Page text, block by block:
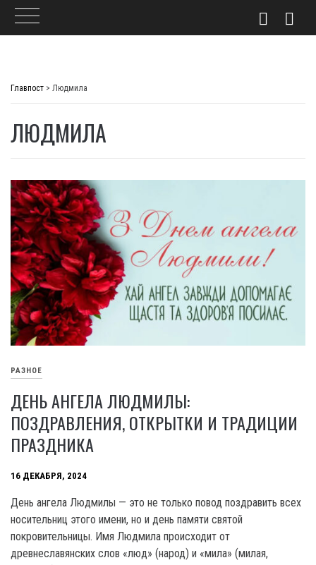
Главпост > Людмила
ЛЮДМИЛА
РАЗНОЕ
ДЕНЬ АНГЕЛА ЛЮДМИЛЫ:
ПОЗДРАВЛЕНИЯ, ОТКРЫТКИ И ТРАДИЦИИ
ПРАЗДНИКА
16 ДЕКАБРЯ, 2024
День ангела Людмилы — это не только повод поздравить всех
носительниц этого имени, но и день памяти святой
покровительницы. Имя Людмила происходит от
древнеславянских слов «люд» (народ) и «мила» (милая,